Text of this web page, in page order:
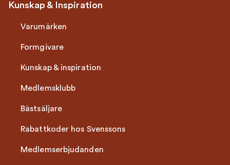
Kunskap & Inspiration
Varumärken
Formgivare
Kunskap & inspiration
Medlemsklubb
Bästsäljare
Rabattkoder hos Svenssons
Medlemserbjudanden